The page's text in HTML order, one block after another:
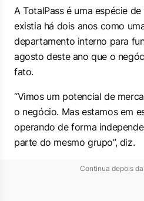
A TotalPass é uma espécie de
existia há dois anos como
departamento interno para
agosto deste ano que o
fato.
“Vimos um potencial de
o negócio. Mas estamos em
operando de forma
parte do mesmo grupo”, diz.
Continua depois